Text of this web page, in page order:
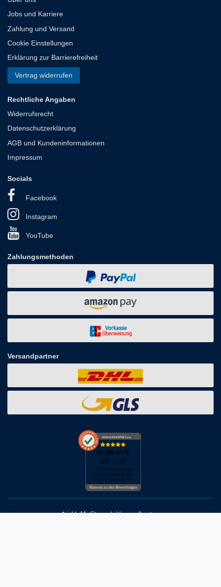
Jobs und Karriere
Zahlung und Versand
Cookie Einstellungen
Erklärung zur Barrierefreiheit
Vertrag widerrufen
Rechtliche Angaben
Widerrufsrecht
Datenschutzerklärung
AGB und Kundeninformationen
Impressum
Socials
Facebook
Instagram
YouTube
Zahlungsmethoden
Versandpartner
AUSGEZEICHNET.org
SEHR GUT
4.91 / 5.00
173.452 Bewertungen
von hier, amazon.de,
ebay.de, facebook.com
Hinweis zu den Bewertungen
* inkl. MwSt. zzgl. Versandkosten